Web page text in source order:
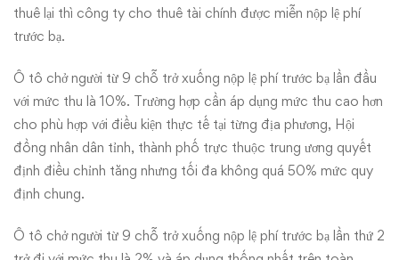
thuê lại thì công ty cho thuê tài chính được miễn nộp lệ phí
trước bạ.
Ô tô chở người từ 9 chỗ trở xuống nộp lệ phí trước bạ lần đầu
với mức thu là 10%. Trường hợp cần áp dụng mức thu cao hơn
cho phù hợp với điều kiện thực tế tại từng địa phương, Hội
đồng nhân dân tỉnh, thành phố trực thuộc trung ương quyết
định điều chỉnh tăng nhưng tối đa không quá 50% mức quy
định chung.
Ô tô chở người từ 9 chỗ trở xuống nộp lệ phí trước bạ lần thứ 2